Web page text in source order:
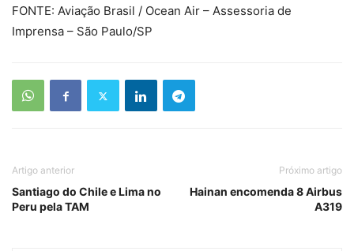
FONTE: Aviação Brasil / Ocean Air – Assessoria de
Imprensa – São Paulo/SP
Artigo anterior
Santiago do Chile e Lima no
Peru pela TAM
Próximo artigo
Hainan encomenda 8 Airbus
A319